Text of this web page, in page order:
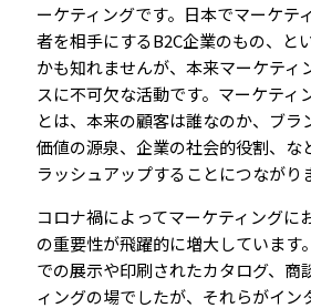
ーケティングです。日本でマーケテ
者を相手にするB2C企業のもの、と
かも知れませんが、本来マーケティ
スに不可欠な活動です。マーケティ
とは、本来の顧客は誰なのか、ブラ
価値の源泉、企業の社会的役割、な
ラッシュアップすることにつながり
コロナ禍によってマーケティングに
の重要性が飛躍的に増大しています
での展示や印刷されたカタログ、商
ィングの場でしたが、それらがイン